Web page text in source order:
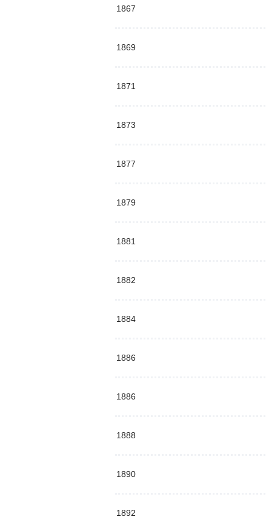
1867
1869
1871
1873
1877
1879
1881
1882
1884
1886
1886
1888
1890
1892